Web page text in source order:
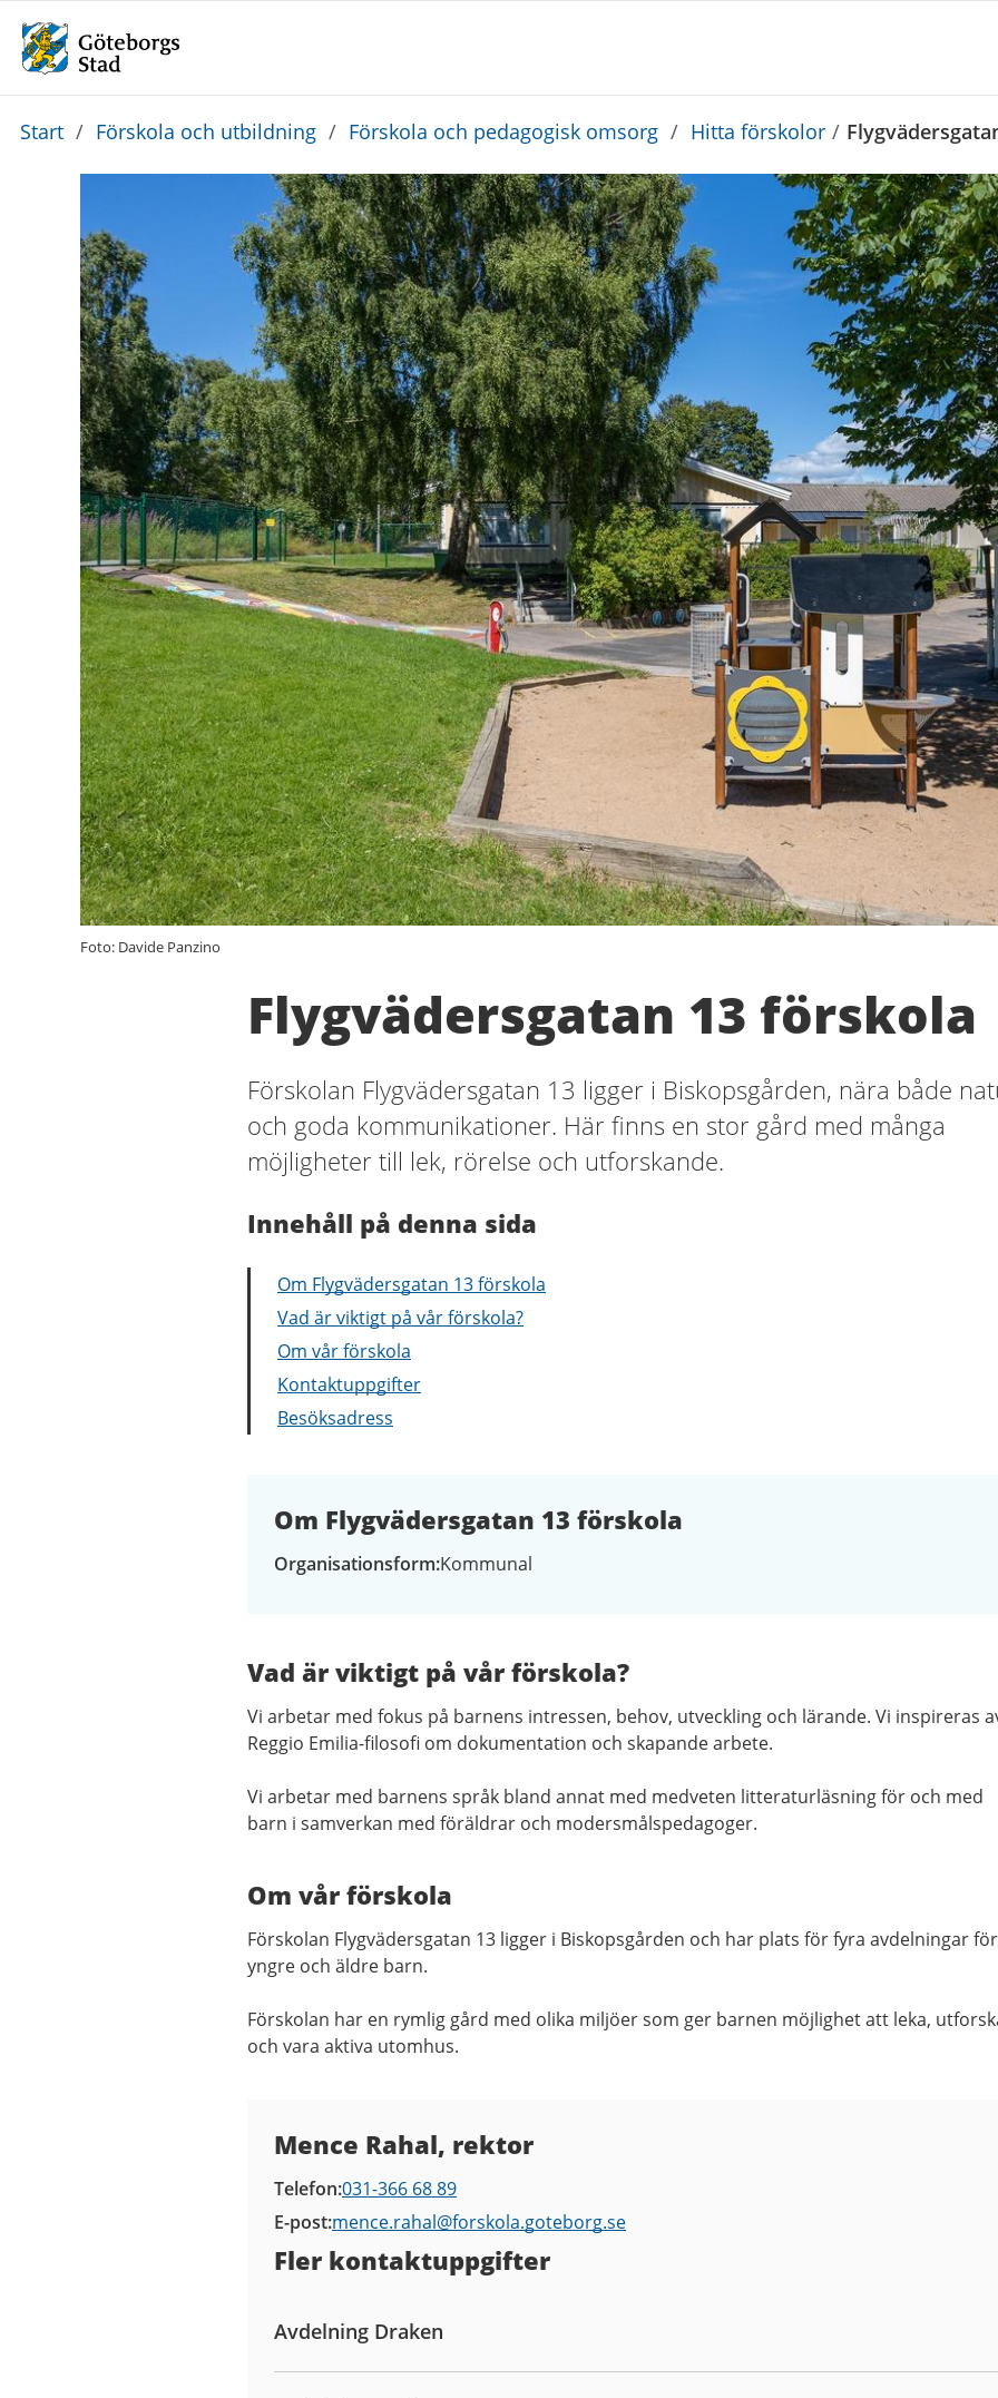
Du
Start / Förskola och utbildning / Förskola och pedagogisk omsorg / Hitta förskolor /
Foto: Davide Panzino
Flygvädersgatan 13 förskola
Förskolan Flygvädersgatan 13 ligger i Biskopsgården, nära både
och goda kommunikationer. Här finns en stor gård med många
möjligheter till lek, rörelse och utforskande.
Innehåll på denna sida
Om Flygvädersgatan 13 förskola
Vad är viktigt på vår förskola?
Om vår förskola
Kontaktuppgifter
Besöksadress
Om Flygvädersgatan 13 förskola
Organisationsform Kommunal
Vad är viktigt på vår förskola?
Vi arbetar med fokus på barnens intressen, behov, utveckling och lärande. Vi inspireras
Reggio Emilia-filosofi om dokumentation och skapande arbete.
Vi arbetar med barnens språk bland annat med medveten litteraturläsning för och med
barn i samverkan med föräldrar och modersmålspedagoger.
Om vår förskola
Förskolan Flygvädersgatan 13 ligger i Biskopsgården och har plats för fyra avdelningar för
yngre och äldre barn.
Förskolan har en rymlig gård med olika miljöer som ger barnen möjlighet att leka,
och vara aktiva utomhus.
Mence Rahal, rektor
Telefon 031-366 68 89
E-post mence.rahal@forskola.goteborg.se
Fler kontaktuppgifter
Avdelning Draken